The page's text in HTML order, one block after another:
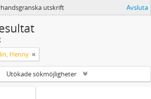
utskrift Avsluta
Henny
Utökade sökmöjligheter